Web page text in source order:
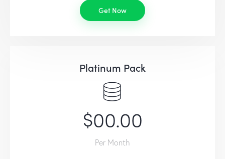
Get Now
Platinum Pack
$00.00
Per Month